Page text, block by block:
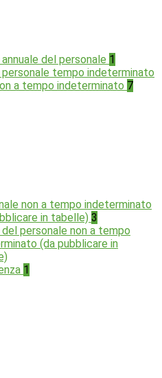
del personale 1
tempo indeterminato
a tempo indeterminato 7
non a tempo indeterminato
in tabelle) 3
personale non a tempo
(da pubblicare in
1